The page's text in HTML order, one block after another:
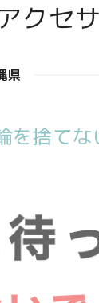
クセ
県
捨てな